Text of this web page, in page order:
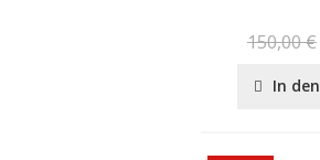
150,00 €
In